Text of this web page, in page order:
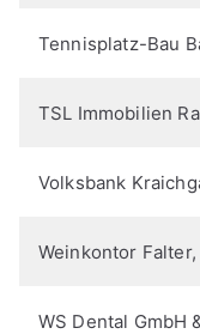
Tennisplatz-Bau
TSL Immobilien
Volksbank
Weinkontor
WS Dental GmbH